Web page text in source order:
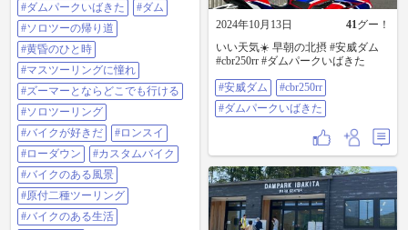
2024年10月13日 41グー！
いい天気☀️ 早朝の北摂 #安威ダム
#cbr250rr #ダムパークいばきた
#安威ダム
#cbr250rr
#ダムパークいばきた
の枠の使い道分からんねんけど｡ #
ダムパークいばきた #ダム #ソロツ
ーの帰り道 #黄昏のひと時 #マスツ
ーリングに憧れ #ズーマーとならど
こでも行ける #ソロツーリング #バ
イクが好きだ #ロンスイ #ローダウ
ン #カスタムバイク #バイクのある
風景 #原付二種ツーリング #バイク
のある生活 #ガタガタ道 #ソロツー
の楽しみ方 #バイクが好きだ #バイ
ク好き女子カッコいい #撮影スポッ
ト #記念撮影 #ソロツーのいいとこ
ろ #お散歩ツーリング #ズーマー #
ぶらっと散歩 #のんびり #段差が恐
怖 #体育座り
#ダムパークいばきた
#ダム
#ソロツーの帰り道
#黄昏のひと時
#マスツーリングに憧れ
#ズーマーとならどこでも行ける
#ソロツーリング
#バイクが好きだ
#ロンスイ
#ローダウン
#カスタムバイク
#バイクのある風景
#原付二種ツーリング
#バイクのある生活